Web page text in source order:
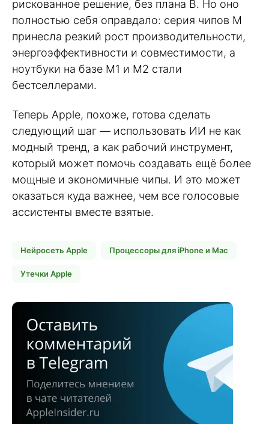
рискованное решение, без плана B. Но оно
полностью себя оправдало: серия чипов M
принесла резкий рост производительности,
энергоэффективности и совместимости, а
ноутбуки на базе M1 и M2 стали
бестселлерами.
Теперь Apple, похоже, готова сделать
следующий шаг — использовать ИИ не как
модный тренд, а как рабочий инструмент,
который может помочь создавать ещё более
мощные и экономичные чипы. И это может
оказаться куда важнее, чем все голосовые
ассистенты вместе взятые.
Нейросеть Apple Процессоры для iPhone и Mac
Утечки Apple